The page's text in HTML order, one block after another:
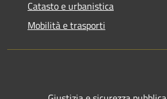
Catasto e urbanistica
Mobilità e trasporti